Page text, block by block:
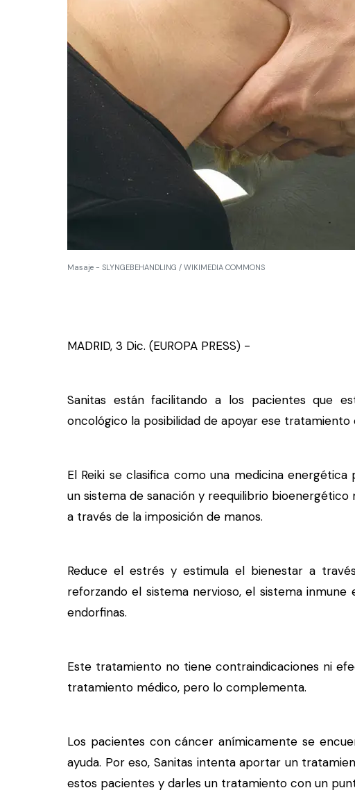
Masaje - SLYNGEBEHANDLING / WIKIMEDIA COMMONS
MADRID, 3 Dic. (EUROPA PRESS) -
Sanitas están facilitando a los pacientes que
oncológico la posibilidad de apoyar ese tratamiento
El Reiki se clasifica como una medicina
un sistema de sanación y reequilibrio
a través de la imposición de manos.
Reduce el estrés y estimula el bienestar a
reforzando el sistema nervioso, el sistema
endorfinas.
Este tratamiento no tiene contraindicaciones ni
tratamiento médico, pero lo complementa.
Los pacientes con cáncer anímicamente se
ayuda. Por eso, Sanitas intenta aportar un
estos pacientes y darles un tratamiento con un